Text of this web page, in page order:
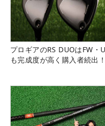
プロギアのRS DUOはFW・
も完成度が高く購入者続出！